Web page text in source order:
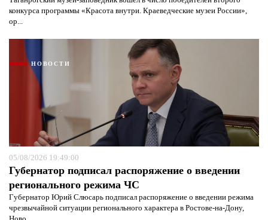
конкурса программы «Красота внутри. Краеведческие музеи России»,
ор...
НОВОСТИ
05/08/2026 19:49:00
Губернатор подписал распоряжение о введении
регионального режима ЧС
Губернатор Юрий Слюсарь подписал распоряжение о введении режима
чрезвычайной ситуации регионального характера в Ростове-на-Дону,